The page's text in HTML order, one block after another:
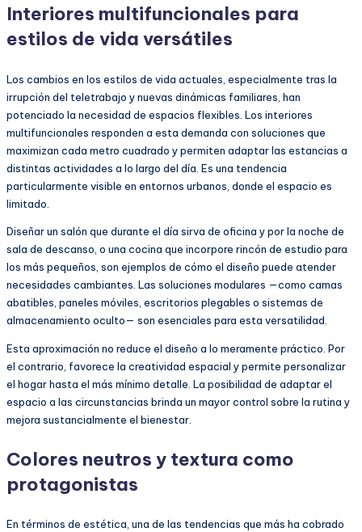
Interiores multifuncionales para
estilos de vida versátiles
Los cambios en los estilos de vida actuales, especialmente tras la
irrupción del teletrabajo y nuevas dinámicas familiares, han
potenciado la necesidad de espacios flexibles. Los interiores
multifuncionales responden a esta demanda con soluciones que
maximizan cada metro cuadrado y permiten adaptar las estancias a
distintas actividades a lo largo del día. Es una tendencia
particularmente visible en entornos urbanos, donde el espacio es
limitado.
Diseñar un salón que durante el día sirva de oficina y por la noche de
sala de descanso, o una cocina que incorpore rincón de estudio para
los más pequeños, son ejemplos de cómo el diseño puede atender
necesidades cambiantes. Las soluciones modulares —como camas
abatibles, paneles móviles, escritorios plegables o sistemas de
almacenamiento oculto— son esenciales para esta versatilidad.
Esta aproximación no reduce el diseño a lo meramente práctico. Por
el contrario, favorece la creatividad espacial y permite personalizar
el hogar hasta el más mínimo detalle. La posibilidad de adaptar el
espacio a las circunstancias brinda un mayor control sobre la rutina y
mejora sustancialmente el bienestar.
Colores neutros y textura como
protagonistas
En términos de estética, una de las tendencias que más ha cobrado